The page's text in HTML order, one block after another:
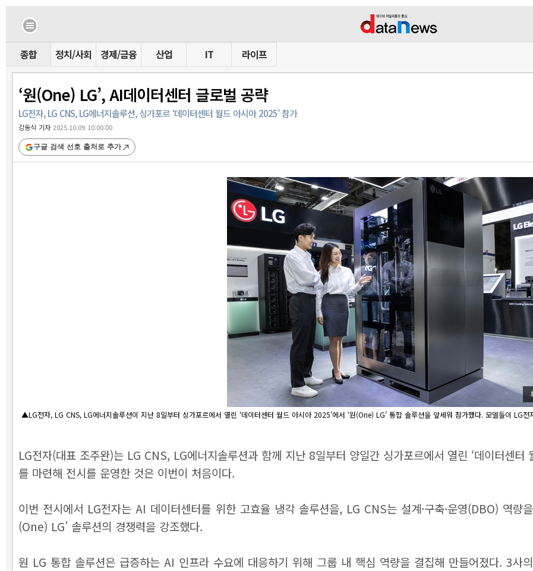
종합 정치/사회 경제/금융 산업 IT 라이프
‘원(One) LG’, AI데이터센터 글로벌 공략
LG전자, LG CNS, LG에너지솔루션, 싱가포르 ‘데이터센터 월드 아시아 2025’ 참가
강동식 기자2025.10.09 10:00:00
구글 검색 선호 출처로 추가
▲LG전자, LG CNS, LG에너지솔루션이 지난 8일부터 싱가포르에서 열린 ‘데이터센터 월드 아시아 2025’에서 ‘원(One) LG’ 통합 솔루션을 앞세워 참가했다. 모델들이 LG
LG전자(대표 조주완)는 LG CNS, LG에너지솔루션과 함께 지난 8일부터 양일간 싱가포르에서 열린 ‘데이터센
를 마련해 전시를 운영한 것은 이번이 처음이다.
이번 전시에서 LG전자는 AI 데이터센터를 위한 고효율 냉각 솔루션을, LG CNS는 설계·구축·운영(DBO) 역량
(One) LG’ 솔루션의 경쟁력을 강조했다.
원 LG 통합 솔루션은 급증하는 AI 인프라 수요에 대응하기 위해 그룹 내 핵심 역량을 결집해 만들어졌다. 3사